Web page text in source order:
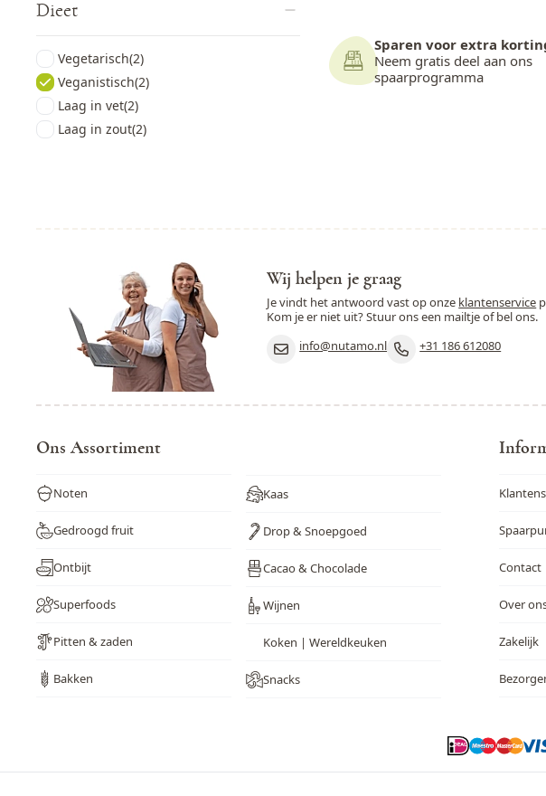
Dieet
Vegetarisch(2)
Veganistisch(2)
Laag in vet(2)
Laag in zout(2)
Sparen voor extra
Neem gratis deel aan ons
spaarprogramma
Wij helpen je graag
Je vindt het antwoord vast op onze klantenservice
Kom je er niet uit? Stuur ons een mailtje of bel ons.
info@nutamo.nl
+31 186 612080
Ons Assortiment
Noten
Gedroogd fruit
Ontbijt
Superfoods
Pitten & zaden
Bakken
Kaas
Drop & Snoepgoed
Cacao & Chocolade
Wijnen
Koken | Wereldkeuken
Snacks
Contact
Over
Zakelijk